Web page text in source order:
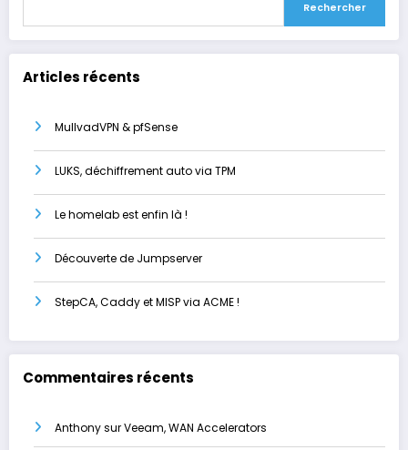
Rechercher
Articles récents
MullvadVPN & pfSense
LUKS, déchiffrement auto via TPM
Le homelab est enfin là !
Découverte de Jumpserver
StepCA, Caddy et MISP via ACME !
Commentaires récents
AnthonysurVeeam, WAN Accelerators